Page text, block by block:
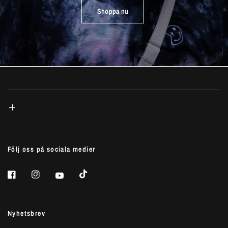
Shoppa nu
Följ oss på sociala medier
Nyhetsbrev